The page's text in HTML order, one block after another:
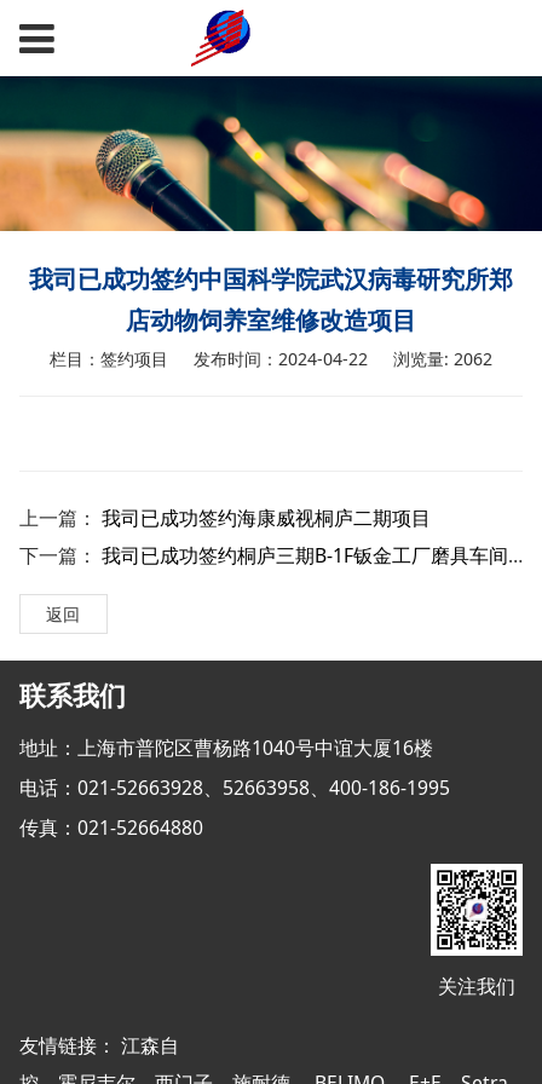
我司已成功签约中国科学院武汉病毒研究所郑
店动物饲养室维修改造项目
栏目：签约项目 发布时间：2024-04-22 浏览量: 2062
上一篇： 我司已成功签约海康威视桐庐二期项目
下一篇： 我司已成功签约桐庐三期B-1F钣金工厂磨具车间项目改造弱电工程(自建）项目
返回
联系我们
地址：上海市普陀区曹杨路1040号中谊大厦16楼
电话：021-52663928、52663958、400-186-1995
传真：021-52664880
关注我们
友情链接： 江森自